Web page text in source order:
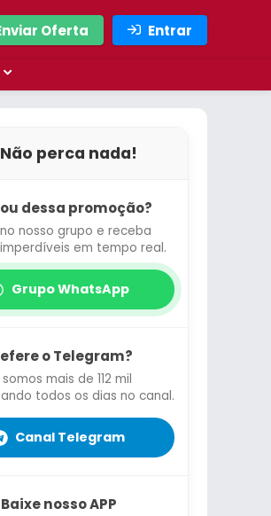
Oferta Entrar
Não perca nada!
dessa promoção?
nosso grupo e receba
em tempo real.
Grupo WhatsApp
o Telegram?
mais de 112 mil
todos os dias no canal.
Canal Telegram
Baixe nosso APP